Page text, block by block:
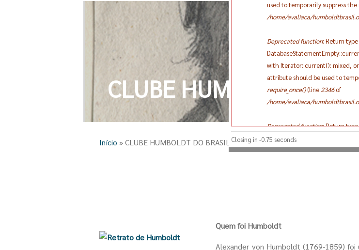
CLUBE HUMBOLDT DO
Você está aqui
Início » CLUBE HUMBOLDT DO BRASIL
used to temporarily suppress the
/home/avaliaca/
Deprecated function: Return
with Iterator::current(): mixed,
attribute should be used to
require_once()(line 2346of
/home/avaliaca/
Deprecated function: Return
should either be compatible
[\ReturnTypeWillChange]
[\ReturnTypeWillChange]
/home/avaliaca/
Closing in -0.75 seconds
Quem foi Humboldt
Alexander von Humboldt (1769-1859)